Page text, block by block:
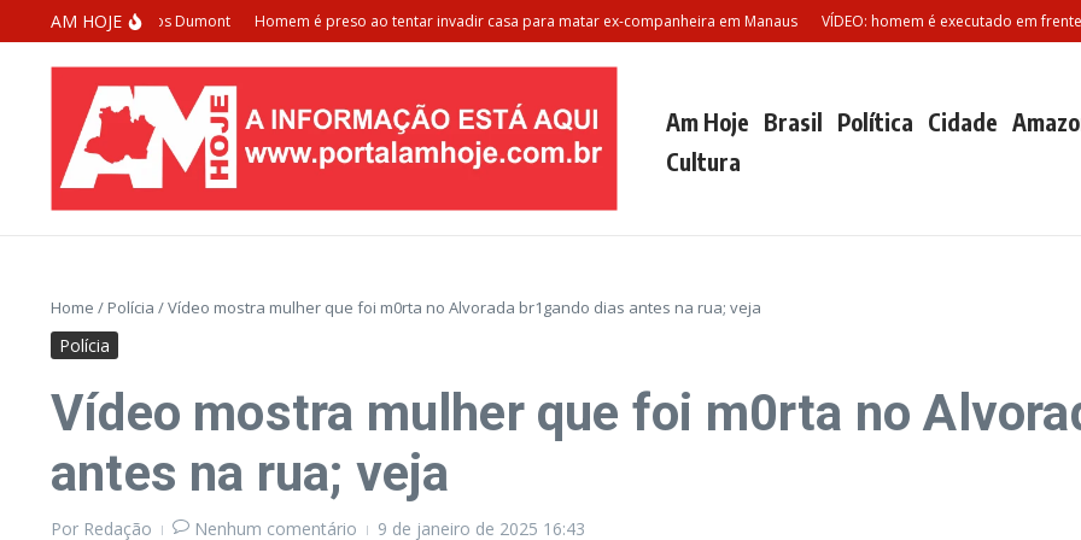
Ir para o conteúdo
AM HOJE
passarela Santos Dumont Homem é preso ao tentar invadir casa para matar ex-companheira em Manaus VÍDEO: homem é executado em frente a
Am Hoje Brasil Política Cidade
Cultura
Home / Polícia /Vídeo mostra mulher que foi m0rta no Alvorada br1gando dias antes na rua; veja
Polícia
Vídeo mostra mulher que foi m0rta no
antes na rua; veja
Por Redação Nenhum comentário 9 de janeiro de 2025 16:43